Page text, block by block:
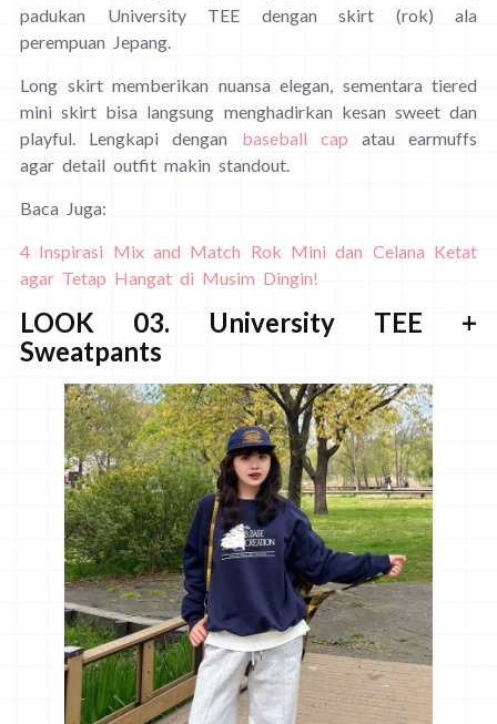
padukan University TEE dengan skirt (rok) ala
perempuan Jepang.
Long skirt memberikan nuansa elegan, sementara tiered
mini skirt bisa langsung menghadirkan kesan sweet dan
playful. Lengkapi dengan baseball cap atau earmuffs
agar detail outfit makin standout.
Baca Juga:
4 Inspirasi Mix and Match Rok Mini dan Celana Ketat
agar Tetap Hangat di Musim Dingin!
LOOK 03. University TEE +
Sweatpants